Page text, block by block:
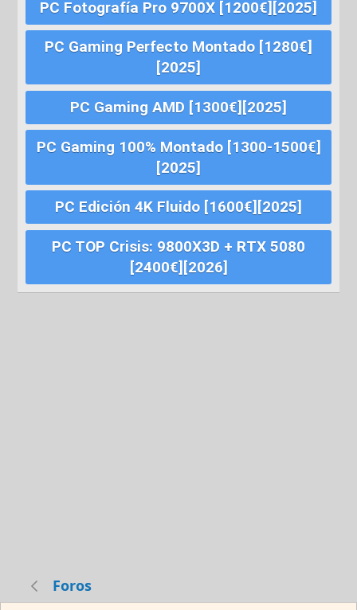
PC Fotografía Pro 9700X [1200€][2025]
PC Gaming Perfecto Montado [1280€]
[2025]
PC Gaming AMD [1300€][2025]
PC Gaming 100% Montado [1300-1500€]
[2025]
PC Edición 4K Fluido [1600€][2025]
PC TOP Crisis: 9800X3D + RTX 5080
[2400€][2026]
Foros